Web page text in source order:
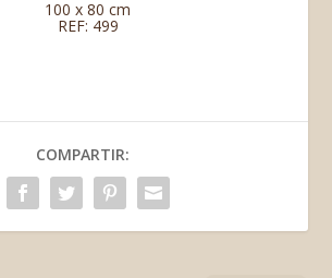
100 x 80 cm
REF: 499
COMPARTIR: